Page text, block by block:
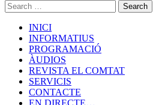
INICI
INFORMATIUS
PROGRAMACIÓ
ÀUDIOS
REVISTA EL COMTAT
SERVICIS
CONTACTE
EN DIRECTE…